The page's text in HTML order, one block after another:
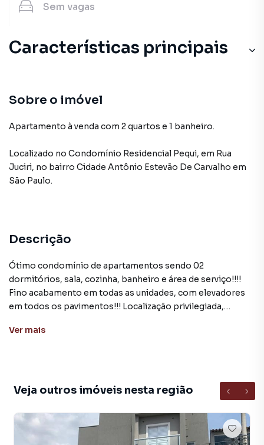
Sem vagas
Características principais
Sobre o imóvel
Apartamento à venda com 2 quartos e 1 banheiro.
Localizado no Condomínio Residencial Pequi, em Rua
Juciri, no bairro Cidade Antônio Estevão De Carvalho em
São Paulo.
Descrição
Ótimo condomínio de apartamentos sendo 02
dormitórios, sala, cozinha, banheiro e área de serviço!!!!
Fino acabamento em todas as unidades, com elevadores
em todos os pavimentos!!! Localização privilegiada,
escolas, pontos de ônibus e a toda infraestrutura da
Apartamento para Venda em região valorizada do bairro
Cidade Antônio Estevão de Carvalho, em São Paulo. Não
encontrou o que procurava ou deseja mais informações
sobre Apartamento em São Paulo? Entre em contato com
Ver mais
Veja outros imóveis nesta região